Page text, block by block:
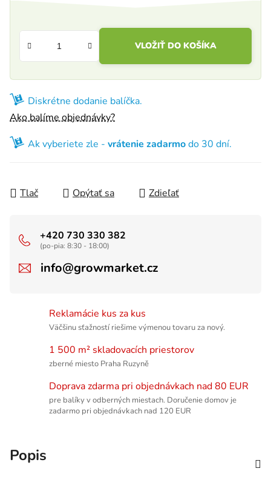
VLOŽIŤ DO KOŠÍKA
Diskrétne dodanie balíčka.
Ako balíme objednávky?
Ak vyberiete zle - vrátenie zadarmodo 30 dní.
Tlač Opýtať sa Zdieľať
+420 730 330 382
(po-pia: 8:30 - 18:00)
info@growmarket.cz
Reklamácie kus za kus
Väčšinu sťažností riešime výmenou tovaru za nový.
1 500 m² skladovacích priestorov
zberné miesto Praha Ruzyně
Doprava zdarma pri objednávkach nad 80 EUR
pre balíky v odberných miestach. Doručenie domov je
zadarmo pri objednávkach nad 120 EUR
Popis